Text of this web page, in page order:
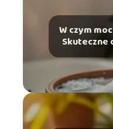
W czym
Skuteczne